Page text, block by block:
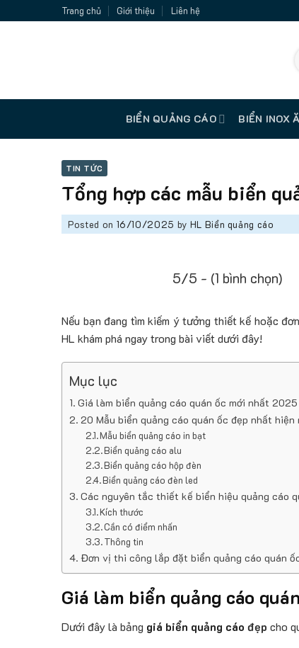
to
Trang chủ Giới thiệu Liên hệ
BIỂN QUẢNG CÁO BIỂN INOX
TIN TỨC
Tổng hợp các mẫu biển
Posted on 16/10/2025 by HL Biển quảng cáo
5/5 - (1 bình chọn)
Nếu bạn đang tìm kiếm ý tưởng thiết kế hoặc
HL khám phá ngay trong bài viết dưới đây!
Mục lục
Giá làm biển quảng cáo quán ốc mới nhất 2025
20 Mẫu biển quảng cáo quán ốc đẹp nhất hiện
Mẫu biển quảng cáo in bạt
Biển quảng cáo alu
Biển quảng cáo hộp đèn
Biển quảng cáo đèn led
Các nguyên tắc thiết kế biển hiệu quảng cáo
Kích thước
Cần có điểm nhấn
Thông tin
Đơn vị thi công lắp đặt biển quảng cáo quán
Giá làm biển quảng cáo
Dưới đây là bảng giá biển quảng cáo đẹp cho